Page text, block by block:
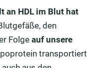
an HDL im Blut hat
den
Folge auf unsere
transportiert